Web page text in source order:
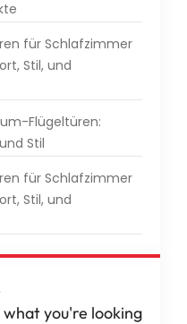
für Schlafzimmer
Stil, und
Flügeltüren:
Stil
für Schlafzimmer
Stil, und
you're looking